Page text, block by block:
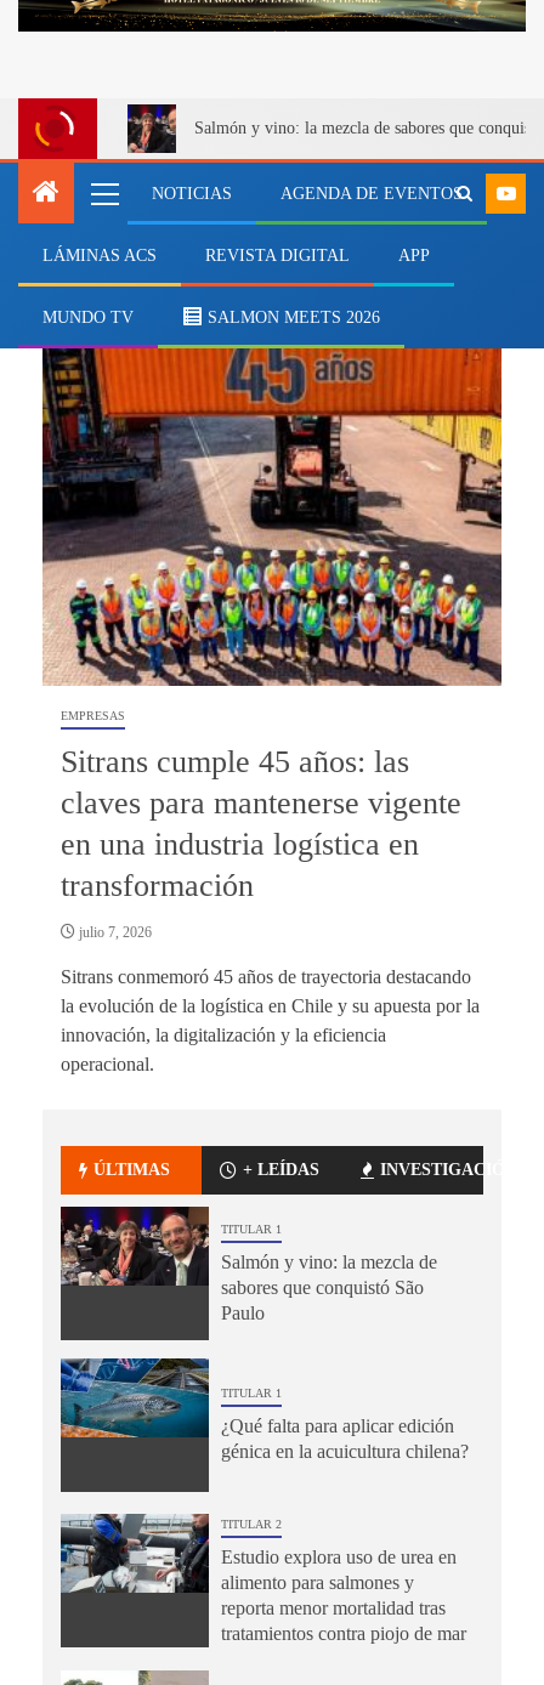
Salmón y vino: la mezcla de sabores que
NOTICIAS AGENDA DE EVENTOS
LÁMINAS ACS REVISTA DIGITAL APP
MUNDO TV SALMON MEETS 2026
José Sáenz Poch
EMPRESAS
Sitrans cumple 45 años: las
claves para mantenerse vigente
en una industria logística en
transformación
julio 7, 2026
Sitrans conmemoró 45 años de trayectoria destacando
la evolución de la logística en Chile y su apuesta por la
innovación, la digitalización y la eficiencia
operacional.
ÚLTIMAS + LEÍDAS INVESTIGACIÓN
TITULAR 1
Salmón y vino: la mezcla de
sabores que conquistó São
Paulo
TITULAR 1
¿Qué falta para aplicar edición
génica en la acuicultura chilena?
TITULAR 2
Estudio explora uso de urea en
alimento para salmones y
reporta menor mortalidad tras
tratamientos contra piojo de mar